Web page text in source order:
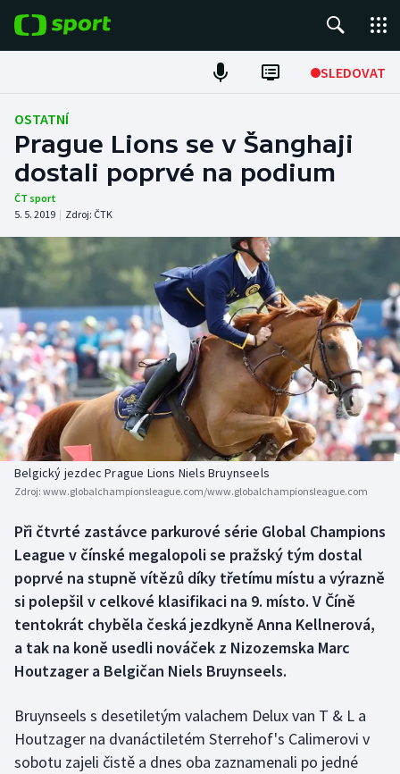
SLEDOVAT
Fotbal
Hokej
Tenis
Atletika
Cyklistika
DALŠÍ SPORTY
Americký fotbal
Baseball a softbal
Basketbal
Biatlon
Boby a skeleton
Box
Curling
Dostihy
Florbal
Futsal
NEPŘEHLÉDNĚTE
Soutěže
Historické návraty
Aplikace ČT sport
AZ kvíz
OSTATNÍ
Prague Lions se v Šanghaji
dostali poprvé na podium
ČT sport
5. 5. 2019 | Zdroj: ČTK
Belgický jezdec Prague Lions Niels Bruynseels
Zdroj: www.globalchampionsleague.com/www.globalchampionsleague.com
Při čtvrté zastávce parkurové série Global Champions
League v čínské megalopoli se pražský tým dostal
poprvé na stupně vítězů díky třetímu místu a výrazně
si polepšil v celkové klasifikaci na 9. místo. V Číně
tentokrát chyběla česká jezdkyně Anna Kellnerová,
a tak na koně usedli nováček z Nizozemska Marc
Houtzager a Belgičan Niels Bruynseels.
Bruynseels s desetiletým valachem Delux van T & L a
Houtzager na dvanáctiletém Sterrehof's Calimerovi v
sobotu zajeli čistě a dnes oba zaznamenali po jedné